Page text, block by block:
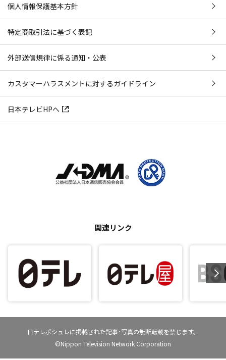
個人情報保護基本方針
特定商取引法に基づく表記
外部送信規律に係る通知・公表
カスタマーハラスメントに対するガイドライン
日本テレビHPへ
関連リンク
日テレポシュレに掲載された記事･写真の無断転載を禁じます。
©Nippon Television Network Corporation